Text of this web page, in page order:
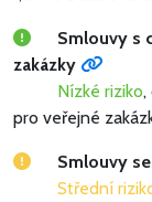
Smlouvy s
zakázky
Nízké riziko,
pro veřejné
Smlouvy
Střední